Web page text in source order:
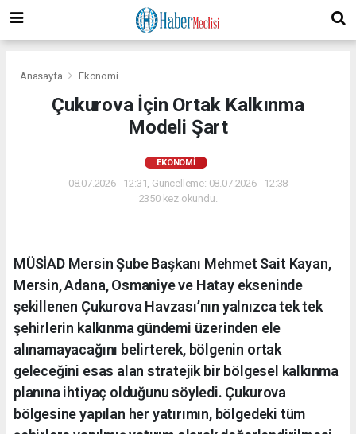
Anasayfa Ekonomi
​Çukurova İçin Ortak Kalkınma
Modeli Şart
EKONOMI
08.07.2026 - 12:31, Güncelleme: 08.07.2026 - 12:38
2350 kez okundu.
MÜSİAD Mersin Şube Başkanı Mehmet Sait Kayan,
Mersin, Adana, Osmaniye ve Hatay ekseninde
şekillenen Çukurova Havzası’nın yalnızca tek tek
şehirlerin kalkınma gündemi üzerinden ele
alınamayacağını belirterek, bölgenin ortak
geleceğini esas alan stratejik bir bölgesel kalkınma
planına ihtiyaç olduğunu söyledi. Çukurova
bölgesine yapılan her yatırımın, bölgedeki tüm